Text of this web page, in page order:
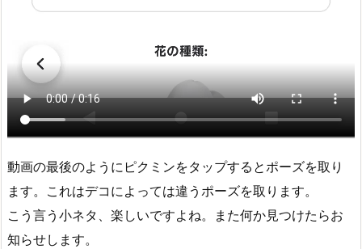
動画の最後のようにピクミンをタップするとポーズを取り
ます。これはデコによっては違うポーズを取ります。
こう言う小ネタ、楽しいですよね。また何か見つけたらお
知らせします。